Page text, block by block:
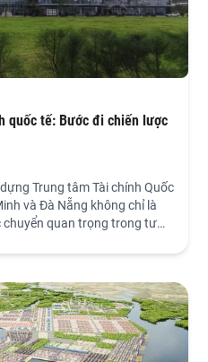
quốc tế: Bước đi chiến lược
Trung tâm Tài chính Quốc
và Đà Nẵng không chỉ là
chuyển quan trọng trong tư